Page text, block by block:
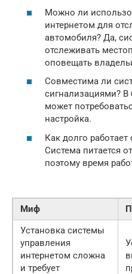
Можно ли
интернетом для
автомобиля? Да,
отслеживать
оповещать
Совместима ли
сигнализациями? В
может
настройка.
Как долго
Система питается
поэтому время
Миф
Установка системы
управления
интернетом сложна
и требует